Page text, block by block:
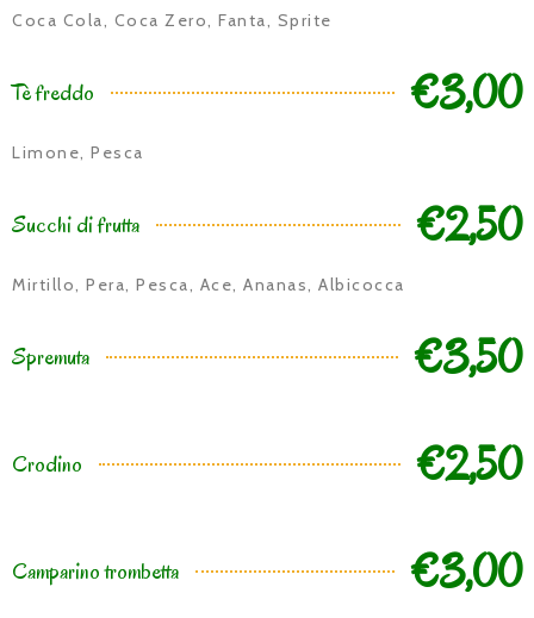
Coca Cola, Coca Zero, Fanta, Sprite
Tè freddo €3,00
Limone, Pesca
Succhi di frutta €2,50
Mirtillo, Pera, Pesca, Ace, Ananas, Albicocca
Spremuta €3,50
Crodino €2,50
Camparino trombetta €3,00